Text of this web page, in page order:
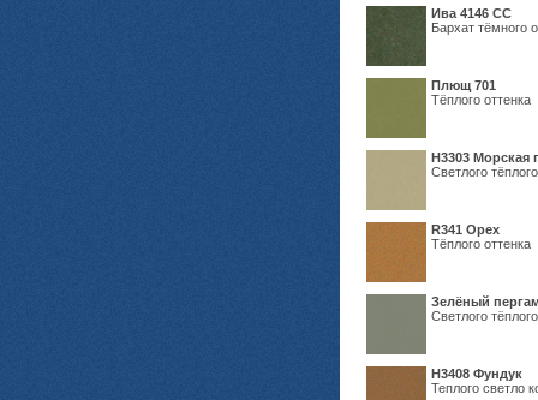
Ива 4146 СС
Бархат тёмного
Плющ 701
Тёплого оттенка
H3303 Морская
Светлого
R341 Орех
Тёплого оттенка
Зелёный
Светлого
Н3408 Фундук
Теплого светло